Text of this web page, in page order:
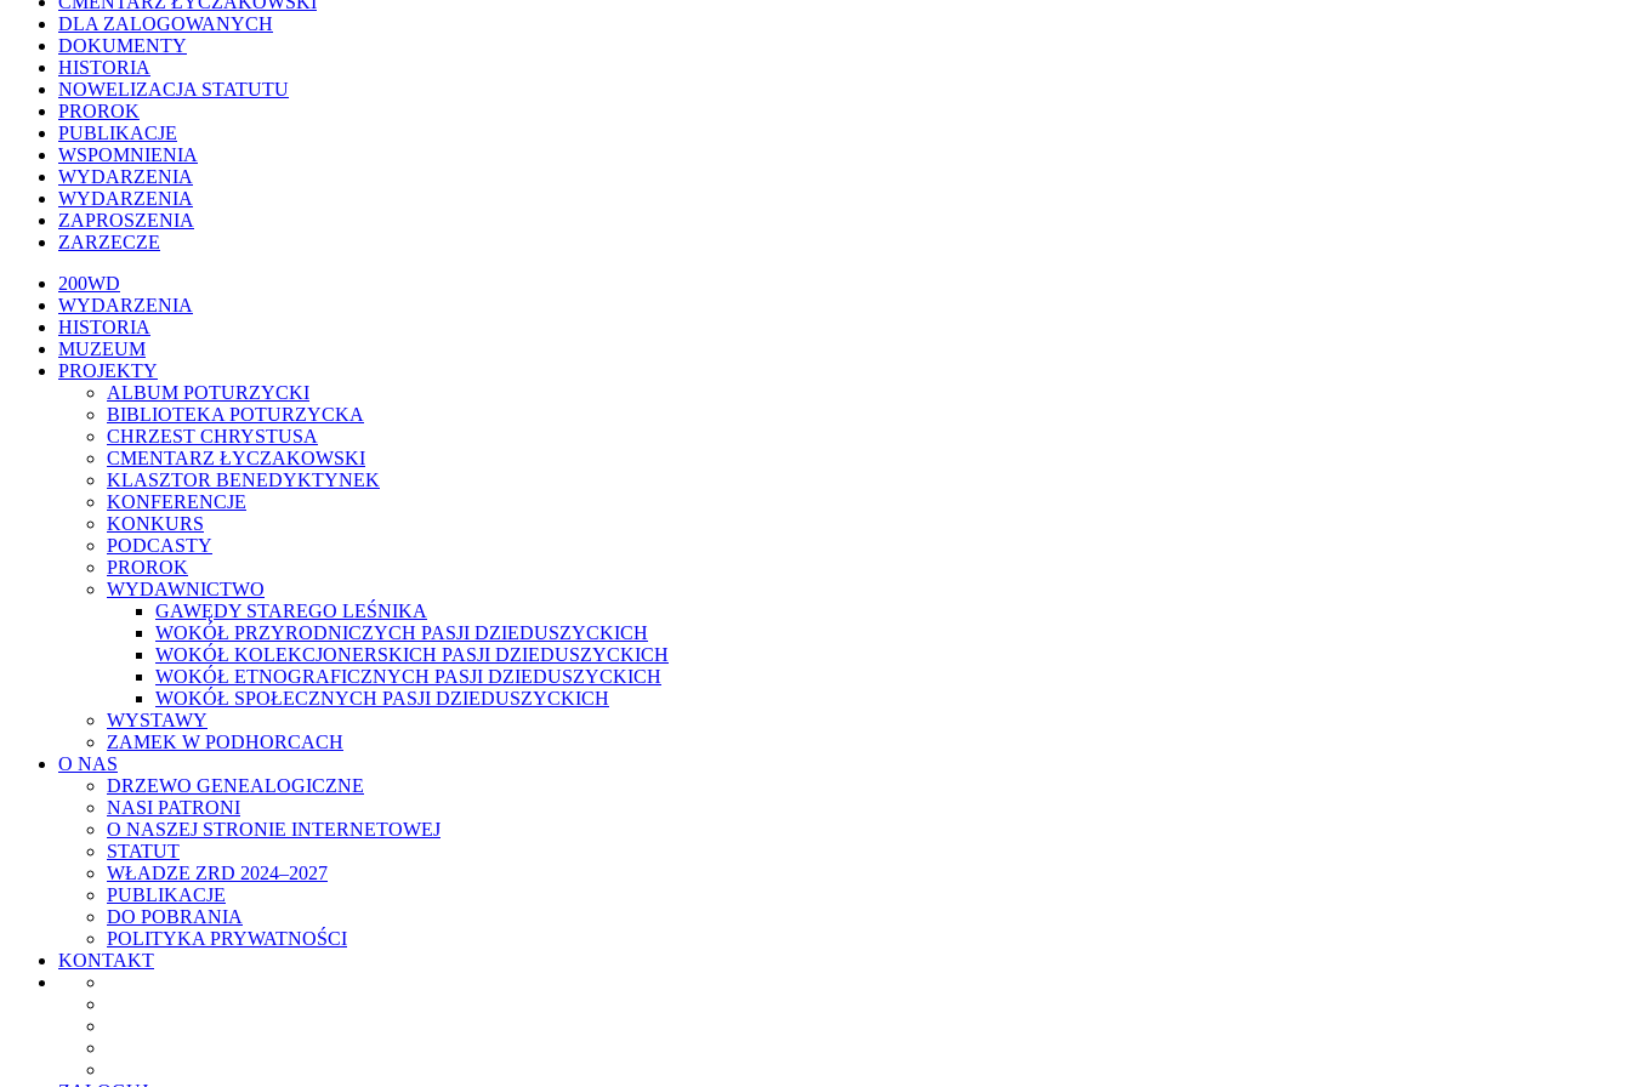
DLA ZALOGOWANYCH
DOKUMENTY
HISTORIA
NOWELIZACJA STATUTU
PROROK
PUBLIKACJE
WSPOMNIENIA
WYDARZENIA
WYDARZENIA
ZAPROSZENIA
ZARZECZE
Close
Menu
200WD
WYDARZENIA
HISTORIA
MUZEUM
PROJEKTY
ALBUM POTURZYCKI
BIBLIOTEKA POTURZYCKA
CHRZEST CHRYSTUSA
CMENTARZ ŁYCZAKOWSKI
KLASZTOR BENEDYKTYNEK
KONFERENCJE
KONKURS
PODCASTY
PROROK
WYDAWNICTWO
GAWĘDY STAREGO LEŚNIKA
WOKÓŁ PRZYRODNICZYCH PASJI DZIEDUSZYCKICH
WOKÓŁ KOLEKCJONERSKICH PASJI DZIEDUSZYCKICH
WOKÓŁ ETNOGRAFICZNYCH PASJI DZIEDUSZYCKICH
WOKÓŁ SPOŁECZNYCH PASJI DZIEDUSZYCKICH
WYSTAWY
ZAMEK W PODHORCACH
O NAS
DRZEWO GENEALOGICZNE
NASI PATRONI
O NASZEJ STRONIE INTERNETOWEJ
STATUT
WŁADZE ZRD 2024–2027
PUBLIKACJE
DO POBRANIA
POLITYKA PRYWATNOŚCI
KONTAKT